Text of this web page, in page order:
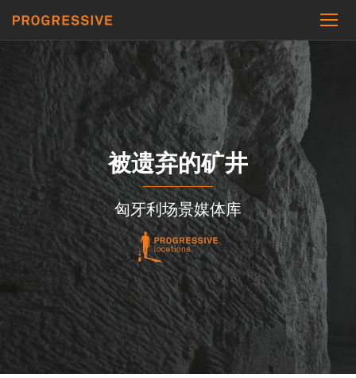
被遗弃的矿井
匈牙利场景媒体库